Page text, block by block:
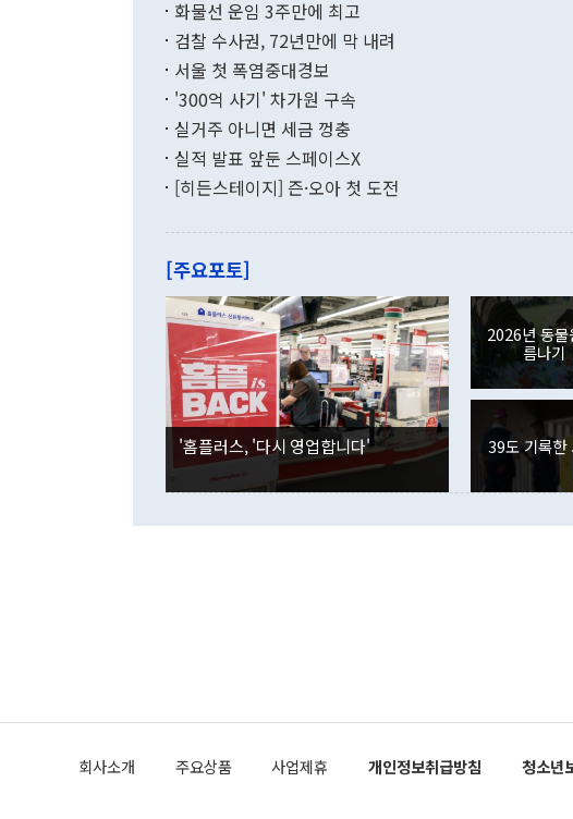
함께 4자 대화의 동력을
"우리의 선의대로 하는
관은 업무보고 사후 브
이 9월 러시아 블라디보
며 "정부 차원에서 (참
은 "그것은 외교부의 몫
잘랐다. 정 장관이 이날
않았다는 점에서 문제
사합의 복원, 4자회담
권이라는 지적이 나오고
뒤 "여기 업무보고에 발
부의 한 소식통은 "정 장
를 거쳐 결정된 사안이
련 부처 장관이 정부의
하고 대통령의 면전에
이나 미국은 북한에 선
공하는 방식으로 이뤄졌
196.9% 급증했고 컴퓨
수출은 160.4% 늘었으
기록했지만 지식재산권
로 전환됐다. 본원소득
는 배당수입이 늘어난
였던 올해 3월(369억
인의 해외투자가 80억
각각 증가했다. 증권투
국인의 국내 주식 투자
감소하며 전월(-310억
경신했다. 외국인의 국
분기 말 만기도래 영향
다. 내국인의 해외 증권
다.
화물선 운임 3주만에 최고
검찰 수사권, 72년만에 막 내려
서울 첫 폭염중대경보
'300억 사기' 차가원 구속
실거주 아니면 세금 껑충
실적 발표 앞둔 스페이스X
[히든스테이지] 즌·오아 첫 도전
[주요포토]
'홈플러스, '다시 영업합니다'
2026년 동물
름나기
39도 기록한
회사소개 주요상품 사업제휴 개인정보취급방침 청소년